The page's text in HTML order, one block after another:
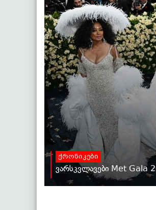
ქრონიკები
ვარსკვლავები Met Gala